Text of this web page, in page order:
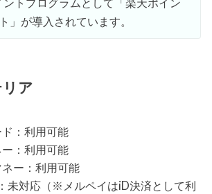
」が導入されています。
リア
：利用可能
：利用可能
ー：利用可能
未対応（※メルペイはiD決済として利